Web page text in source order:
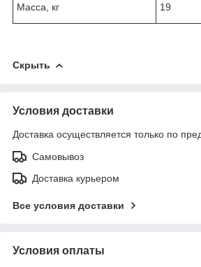
Масса, кг 19
Скрыть
Условия доставки
Доставка осуществляется только по
Самовывоз
Доставка курьером
Все условия доставки
Условия оплаты